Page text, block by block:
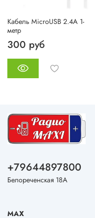
Кабель MicroUSB 2.4A 1-
метр
300 руб
+79644897800
Белореченская 18А
MAX